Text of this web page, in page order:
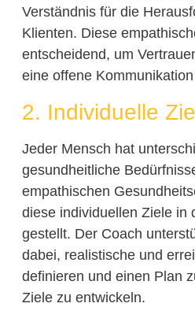
Verständnis für die
Klienten. Diese
entscheidend, um
eine offene
2. Individuelle
Jeder Mensch hat
gesundheitliche
empathischen
diese individuellen Ziele in
gestellt. Der Coach
dabei, realistische und
definieren und einen Plan
Ziele zu entwickeln.